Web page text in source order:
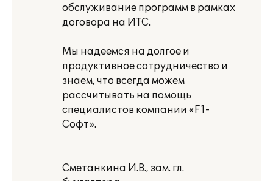
обслуживание программ в рамках
договора на ИТС.
Мы надеемся на долгое и
продуктивное сотрудничество и
знаем, что всегда можем
рассчитывать на помощь
специалистов компании «F1-
Софт».
Сметанкина И.В., зам. гл.